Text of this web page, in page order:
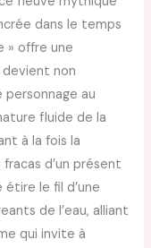
dans le temps
» offre une
devient non
au
fluide de la
à la fois la
d’un présent
le fil d’une
de l’eau, alliant
qui invite à